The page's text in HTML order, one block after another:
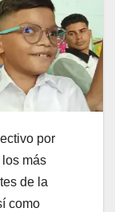
por
más
de la
como